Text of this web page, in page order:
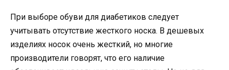
При выборе обуви для диабетиков следует
учитывать отсутствие жесткого носка. В дешевых
изделиях носок очень жесткий, но многие
производители говорят, что его наличие